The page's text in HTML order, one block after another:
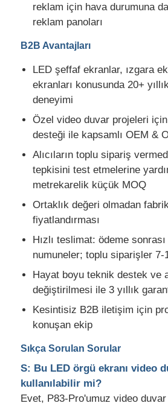
reklam için hava durumuna
reklam panoları
B2B Avantajları
LED şeffaf ekranlar, ızgara
ekranları konusunda 20+
deneyimi
Özel video duvar projeleri
desteği ile kapsamlı OEM &
Alıcıların toplu sipariş
tepkisini test etmelerine
metrekarelik küçük MOQ
Ortaklık değeri olmadan
fiyatlandırması
Hızlı teslimat: ödeme
numuneler; toplu siparişler 7-
Hayat boyu teknik destek ve
değiştirilmesi ile 3 yıllık
Kesintisiz B2B iletişim için
konuşan ekip
Sıkça Sorulan Sorular
S: Bu LED örgü ekranı video
kullanılabilir mi?
Evet, P83-Pro'umuz video